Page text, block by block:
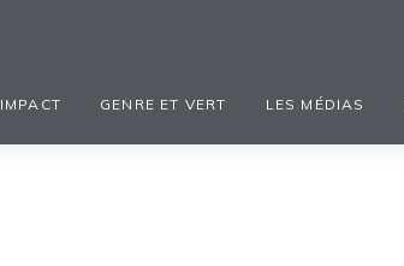
IMPACT GENRE ET VERT LES MÉDIAS